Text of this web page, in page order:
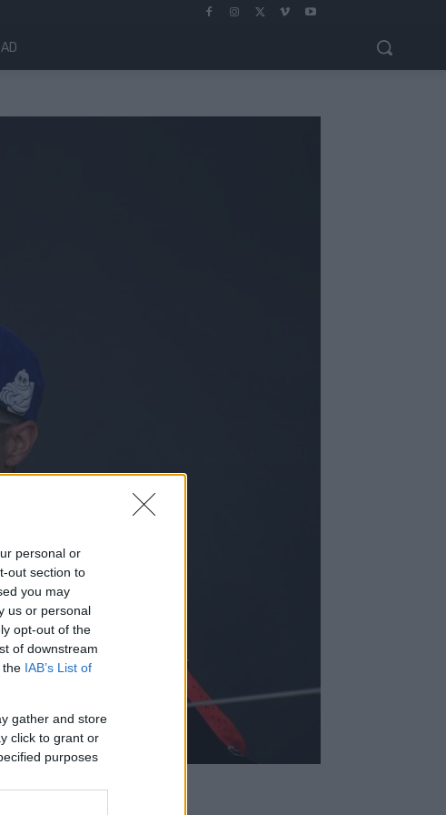
personal or
out section to
you may
us or personal
opt-out of the
of downstream
the IAB’s List of
gather and store
click to grant or
purposes